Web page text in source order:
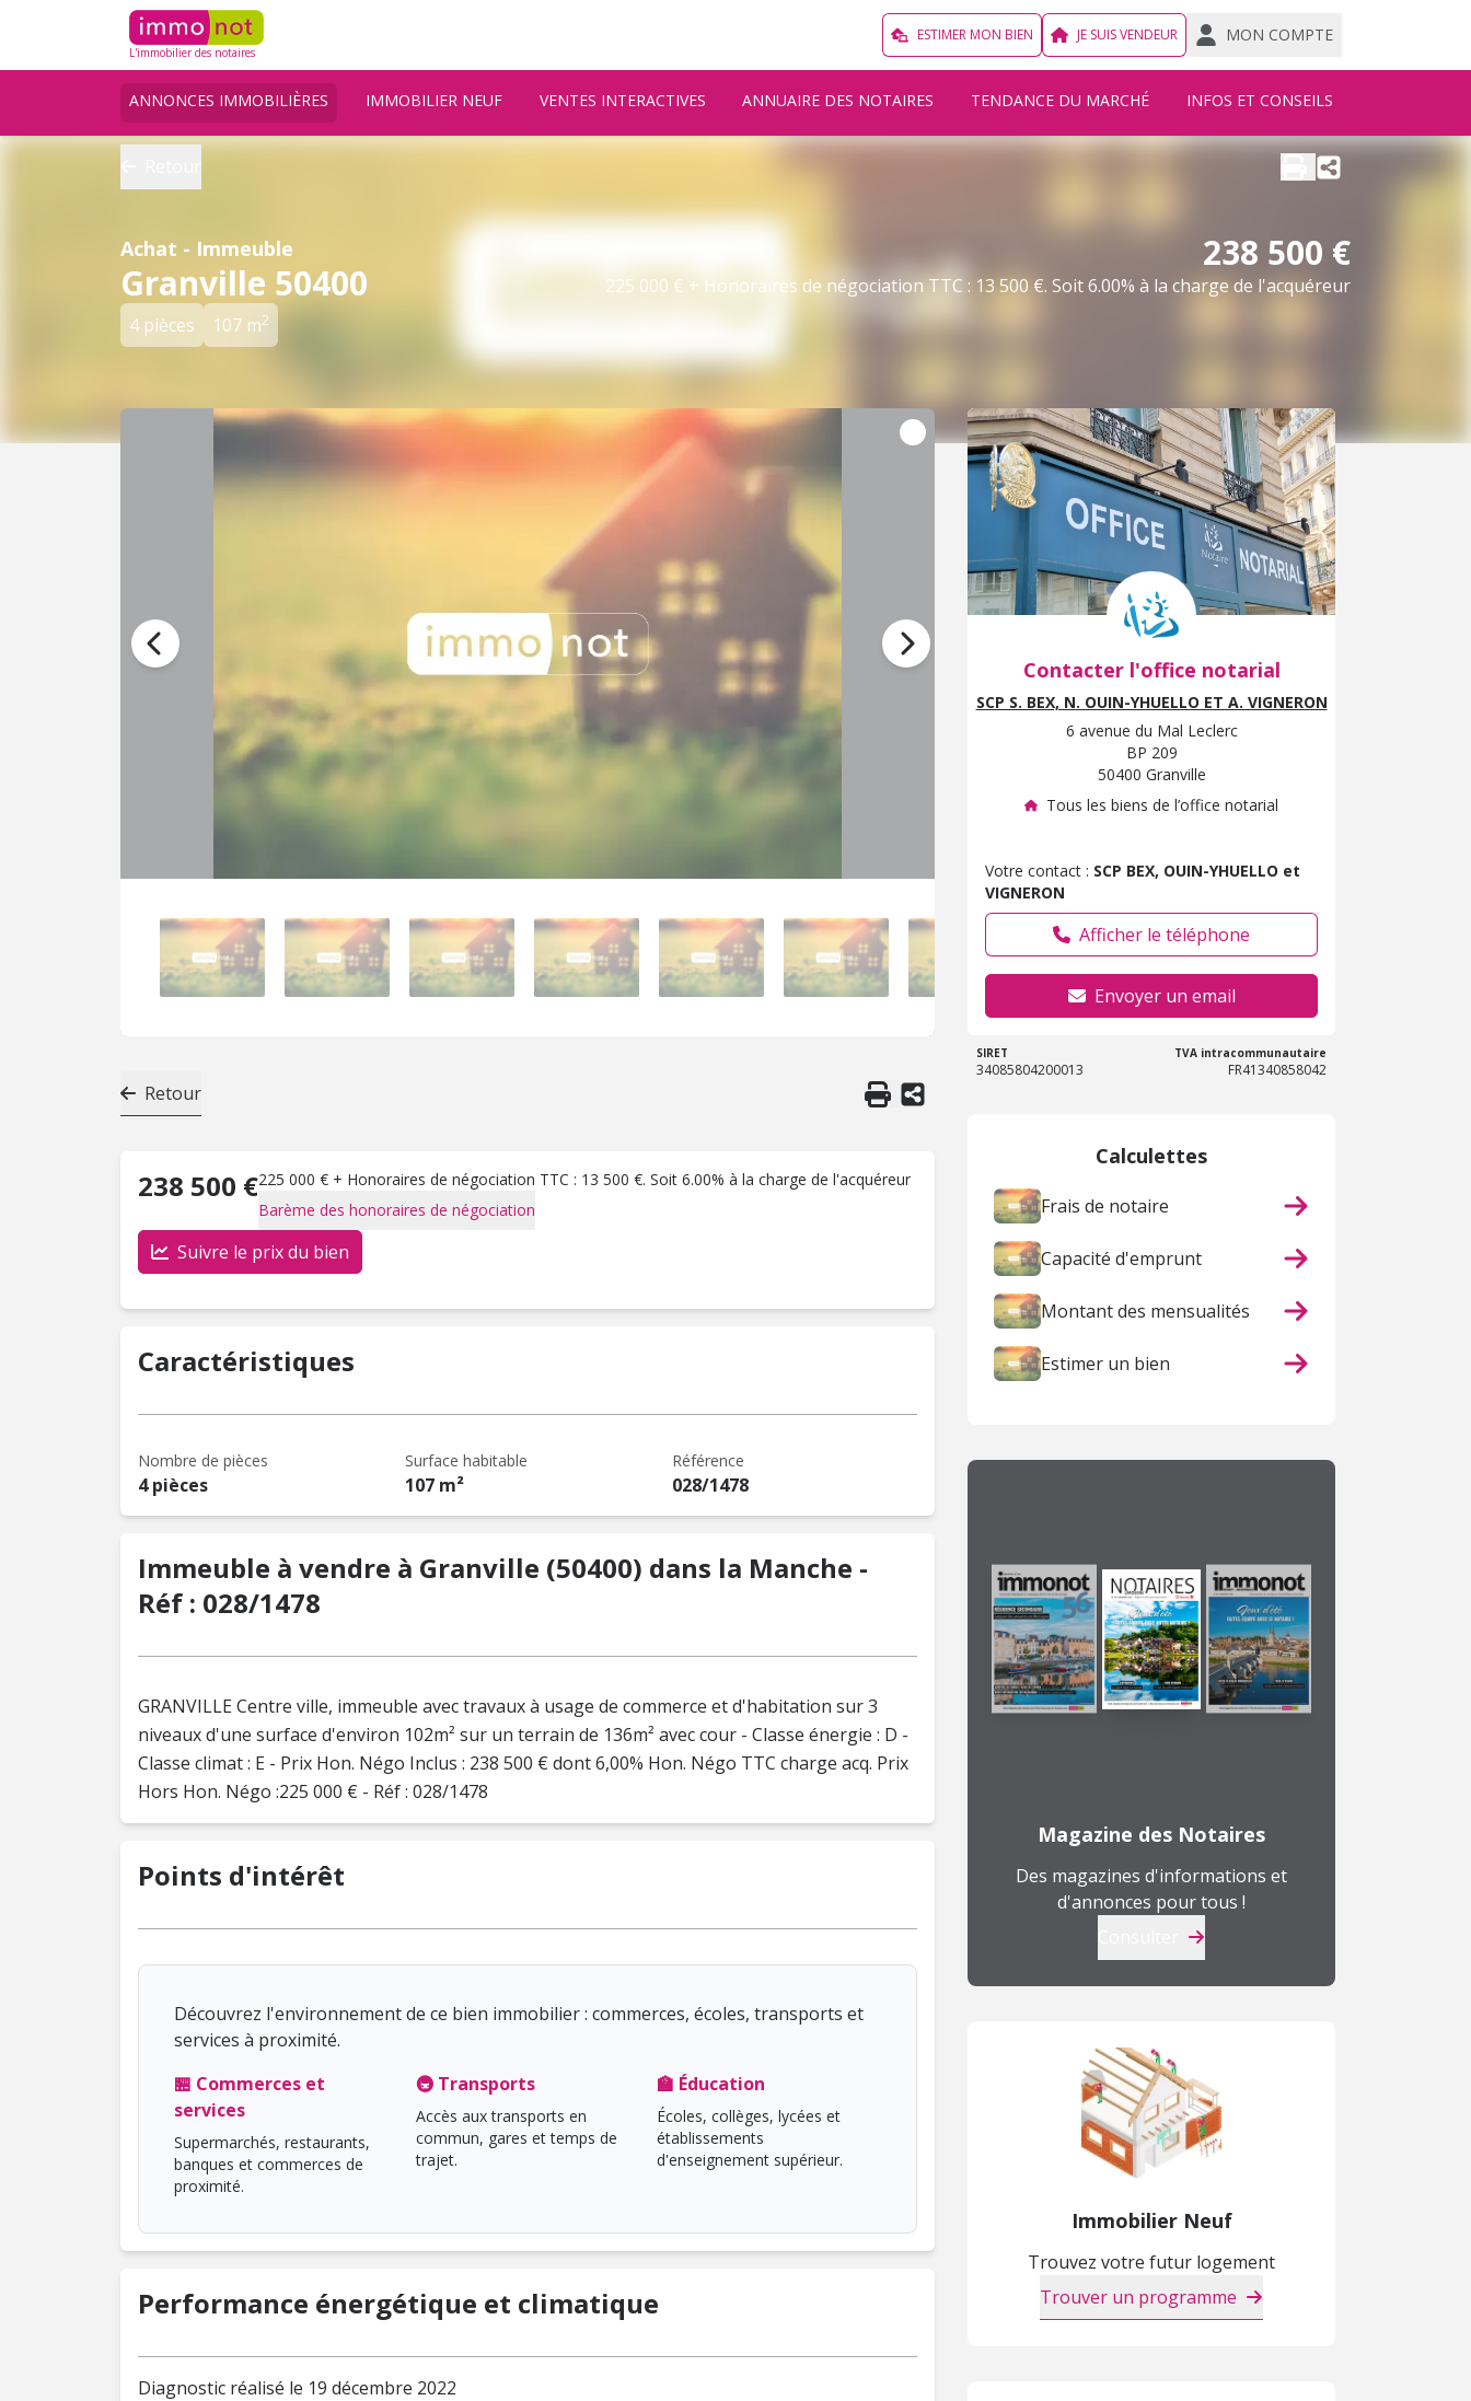
L'immobilier des notaires
ESTIMER MON BIEN JE SUIS VENDEUR MON COMPTE
ANNONCES IMMOBILIÈRES IMMOBILIER NEUF VENTES INTERACTIVES ANNUAIRE DES NOTAIRES TENDANCE DU MARCHÉ INFOS ET CONSEILS
Achat - Immeuble
Granville 50400
4 pièces 107 m2
238 500 €
225 000 € + Honoraires de négociation TTC : 13 500 €. Soit 6.00% à la charge de l'acquéreur
Retour
238 500 €225 000 € + Honoraires de négociation TTC : 13 500 €. Soit 6.00% à la charge de l'acquéreur
Barème des honoraires de négociation
Suivre le prix du bien
Caractéristiques
Nombre de pièces
4 pièces
Surface habitable
107 m²
Référence
028/1478
Immeuble à vendre à Granville (50400) dans la Manche -
Réf : 028/1478
GRANVILLE Centre ville, immeuble avec travaux à usage de commerce et d'habitation sur 3
niveaux d'une surface d'environ 102m² sur un terrain de 136m² avec cour - Classe énergie : D -
Classe climat : E - Prix Hon. Négo Inclus : 238 500 € dont 6,00% Hon. Négo TTC charge acq. Prix
Hors Hon. Négo :225 000 € - Réf : 028/1478
Points d'intérêt
Découvrez l'environnement de ce bien immobilier : commerces, écoles, transports et
services à proximité.
🏪 Commerces et
services
Supermarchés, restaurants,
banques et commerces de
proximité.
🚇 Transports
Accès aux transports en
commun, gares et temps de
trajet.
🏫 Éducation
Écoles, collèges, lycées et
établissements
d'enseignement supérieur.
Performance énergétique et climatique
Diagnostic réalisé le 19 décembre 2022
Contacter l'office notarial
SCP S. BEX, N. OUIN-YHUELLO ET A. VIGNERON
6 avenue du Mal Leclerc
BP 209
50400 Granville
Tous les biens de l’office notarial
Votre contact : SCP BEX, OUIN-YHUELLO et
VIGNERON
Afficher le téléphone
Envoyer un email
SIRET
34085804200013
TVA intracommunautaire
FR41340858042
Calculettes
Frais de notaire
Capacité d'emprunt
Montant des mensualités
Estimer un bien
Magazine des Notaires
Des magazines d'informations et
d'annonces pour tous !
Immobilier Neuf
Trouvez votre futur logement
Trouver un programme